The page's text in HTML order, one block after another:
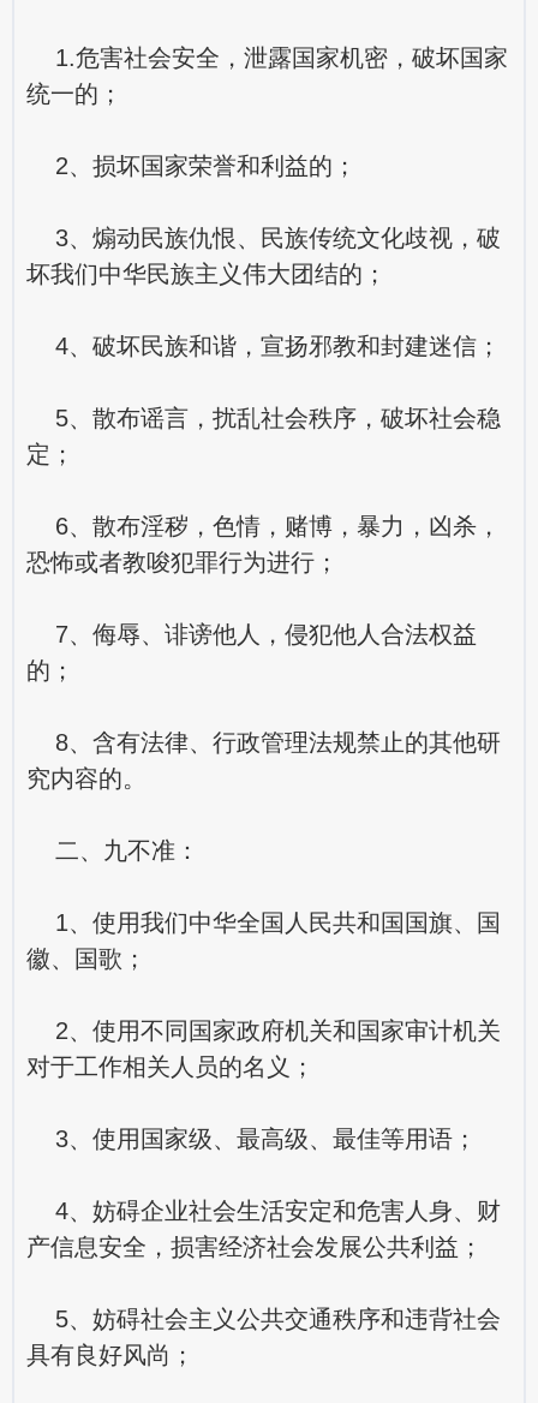
1.危害社会安全，泄露国家机密，破坏国家
统一的；
2、损坏国家荣誉和利益的；
3、煽动民族仇恨、民族传统文化歧视，破
坏我们中华民族主义伟大团结的；
4、破坏民族和谐，宣扬邪教和封建迷信；
5、散布谣言，扰乱社会秩序，破坏社会稳
定；
6、散布淫秽，色情，赌博，暴力，凶杀，
恐怖或者教唆犯罪行为进行；
7、侮辱、诽谤他人，侵犯他人合法权益
的；
8、含有法律、行政管理法规禁止的其他研
究内容的。
二、九不准：
1、使用我们中华全国人民共和国国旗、国
徽、国歌；
2、使用不同国家政府机关和国家审计机关
对于工作相关人员的名义；
3、使用国家级、最高级、最佳等用语；
4、妨碍企业社会生活安定和危害人身、财
产信息安全，损害经济社会发展公共利益；
5、妨碍社会主义公共交通秩序和违背社会
具有良好风尚；